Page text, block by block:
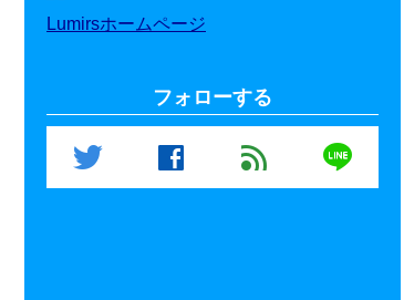
Lumirsホームページ
フォローする
twitter facebook feed line